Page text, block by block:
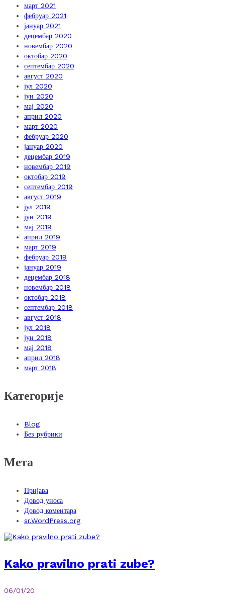
март 2021
фебруар 2021
јануар 2021
децембар 2020
новембар 2020
октобар 2020
септембар 2020
август 2020
јул 2020
јун 2020
мај 2020
април 2020
март 2020
фебруар 2020
јануар 2020
децембар 2019
новембар 2019
октобар 2019
септембар 2019
август 2019
јул 2019
јун 2019
мај 2019
април 2019
март 2019
фебруар 2019
јануар 2019
децембар 2018
новембар 2018
октобар 2018
септембар 2018
август 2018
јул 2018
јун 2018
мај 2018
април 2018
март 2018
Категорије
Blog
Без рубрики
Мета
Пријава
Довод уноса
Довод коментара
sr.WordPress.org
Kako pravilno prati zube?
06/01/20